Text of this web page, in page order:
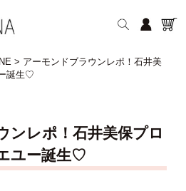
> アーモンドブラウンレポ！石井美
誕生♡
ンレポ！石井美保プロ
ユー誕生♡